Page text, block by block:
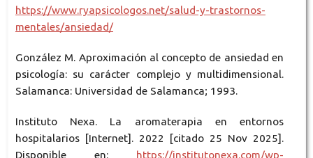
https://www.ryapsicologos.net/salud-y-trastornos-
mentales/ansiedad/
González M. Aproximación al concepto de ansiedad en
psicología: su carácter complejo y multidimensional.
Salamanca: Universidad de Salamanca; 1993.
Instituto Nexa. La aromaterapia en entornos
hospitalarios [Internet]. 2022 [citado 25 Nov 2025].
Disponible en: https://institutonexa.com/wp-